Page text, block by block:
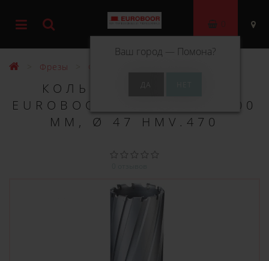
Ваш город — Помона?
0
Фрезы Фрезы ТСТ 200 мм
КОЛЬЦЕВОЕ СВЕРЛО
EUROBOOR TCT ДЛИНА 200
ММ, Ø 47 HMV.470